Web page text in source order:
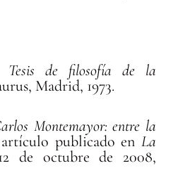
Tesis de filosofía de la
Madrid, 1973.
Montemayor: entre la
publicado en La
de octubre de 2008,